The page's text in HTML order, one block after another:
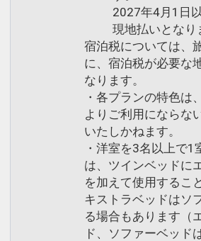
2027年4月1日
現地払いとなり
宿泊税については、
に、宿泊税が必要な
なります。
・各プランの特色は
よりご利用にならな
いたしかねます。
・洋室を3名以上で1
は、ツインベッドに
を加えて使用するこ
キストラベッドはソ
る場合もあります（
ド、ソファーベッド